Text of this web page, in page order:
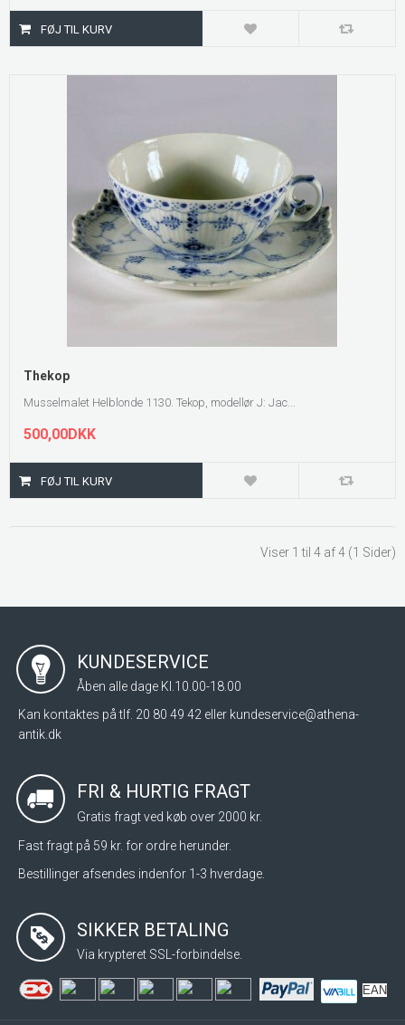
Thekop
Musselmalet Helblonde 1130. Tekop, modellør J: Jac...
500,00DKK
Viser 1 til 4 af 4 (1 Sider)
KUNDESERVICE
Åben alle dage Kl.10.00-18.00
Kan kontaktes på tlf. 20 80 49 42 eller kundeservice@athena-
antik.dk
FRI & HURTIG FRAGT
Gratis fragt ved køb over 2000 kr.
Fast fragt på 59 kr. for ordre herunder.
Bestillinger afsendes indenfor 1-3 hverdage.
SIKKER BETALING
Via krypteret SSL-forbindelse.
EAN